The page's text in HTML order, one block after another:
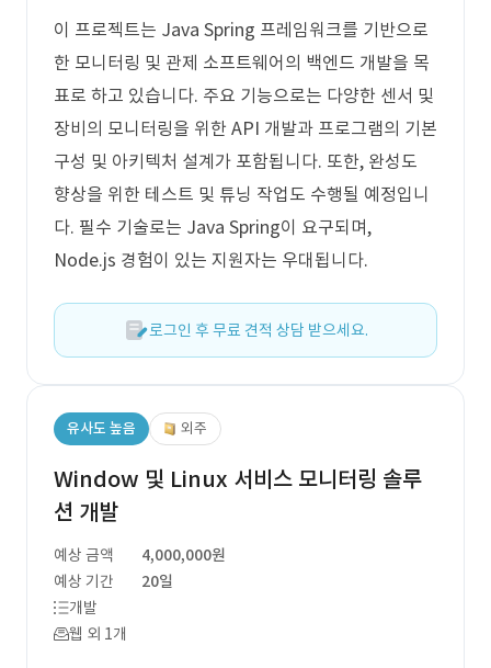
이 프로젝트는 Java Spring 프레임워크를 기반으로
한 모니터링 및 관제 소프트웨어의 백엔드 개발을 목
표로 하고 있습니다. 주요 기능으로는 다양한 센서 및
장비의 모니터링을 위한 API 개발과 프로그램의 기본
구성 및 아키텍처 설계가 포함됩니다. 또한, 완성도
향상을 위한 테스트 및 튜닝 작업도 수행될 예정입니
다. 필수 기술로는 Java Spring이 요구되며,
Node.js 경험이 있는 지원자는 우대됩니다.
로그인 후 무료 견적 상담 받으세요.
유사도 높음 외주
Window 및 Linux 서비스 모니터링 솔루
션 개발
예상 금액
4,000,000원
예상 기간
20일
개발
웹 외 1개